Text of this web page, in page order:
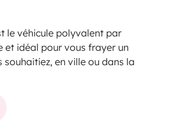
le véhicule polyvalent par
et idéal pour vous frayer un
souhaitiez, en ville ou dans la